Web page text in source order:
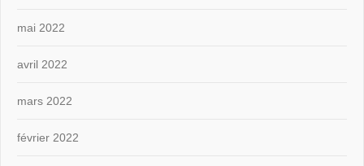
mai 2022
avril 2022
mars 2022
février 2022